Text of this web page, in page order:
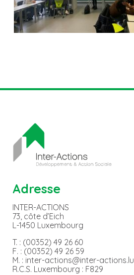
Adresse
INTER-ACTIONS
73, côte d’Eich
L-1450 Luxembourg
T. : (00352) 49 26 60
F. : (00352) 49 26 59
M. : inter-actions@inter-actions.lu
R.C.S. Luxembourg : F829